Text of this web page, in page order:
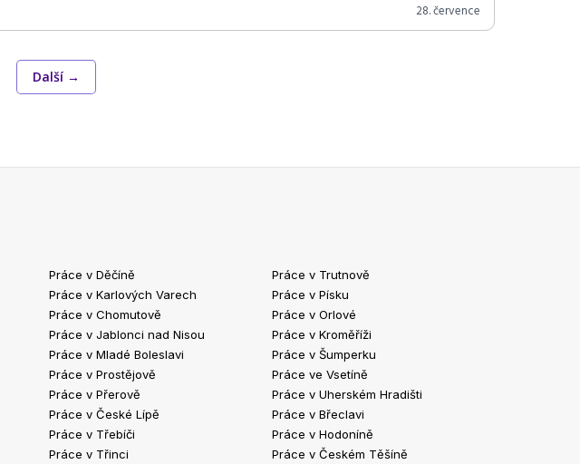
28. července
Další →
Práce v Děčíně
Práce v Karlových Varech
Práce v Chomutově
Práce v Jablonci nad Nisou
Práce v Mladé Boleslavi
Práce v Prostějově
Práce v Přerově
Práce v České Lípě
Práce v Třebíči
Práce v Třinci
Práce v Trutnově
Práce v Písku
Práce v Orlové
Práce v Kroměříži
Práce v Šumperku
Práce ve Vsetíně
Práce v Uherském Hradišti
Práce v Břeclavi
Práce v Hodoníně
Práce v Českém Těšíně